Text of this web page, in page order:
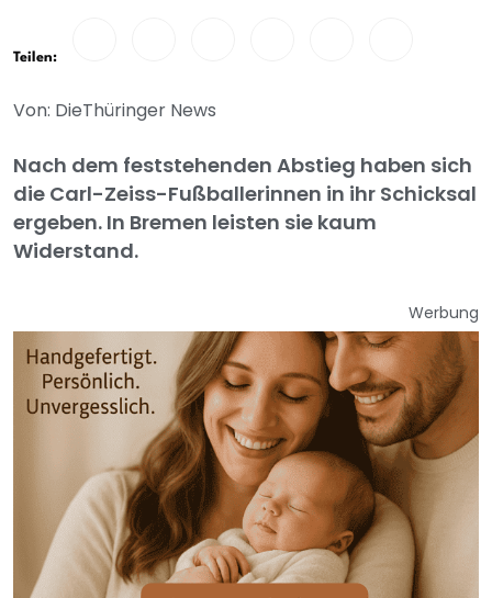
Teilen:
Von: DieThüringer News
Nach dem feststehenden Abstieg haben sich
die Carl-Zeiss-Fußballerinnen in ihr Schicksal
ergeben. In Bremen leisten sie kaum
Widerstand.
Werbung